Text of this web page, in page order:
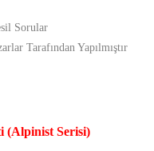
Sorular
Tarafından Yapılmıştır
(Alpinist Serisi)